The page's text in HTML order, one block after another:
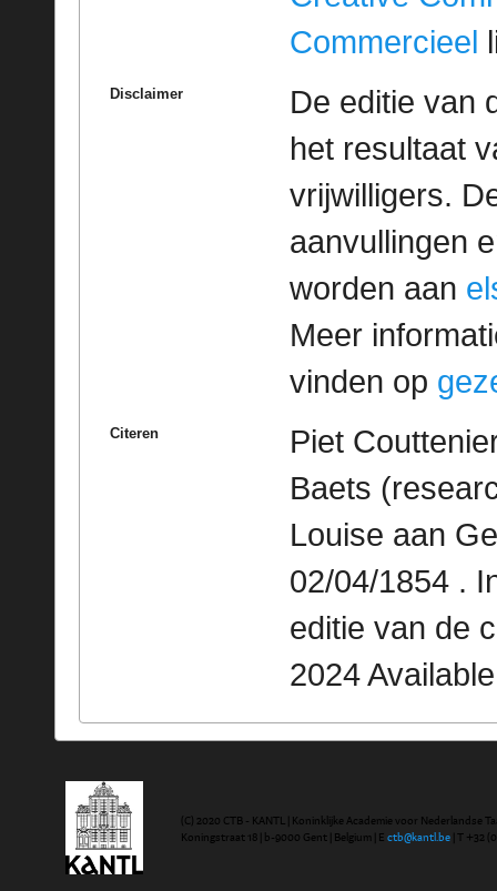
Commercieel
Disclaimer
De editie van
het resultaat
vrijwilligers.
aanvullingen
worden aan
Meer
vinden op
Citeren
Piet
Baets
Louise aan
02/04/1854 .
editie van de
2024
(C) 2020 CTB - KANTL | Koninklijke Academie voor Nederlandse
Koningstraat 18 | b-9000 Gent | Belgium | E ctb@kantl.be | T +32